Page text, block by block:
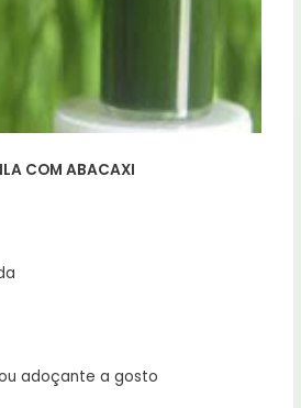
COM ABACAXI
adoçante a gosto